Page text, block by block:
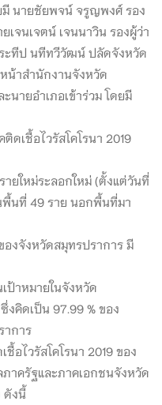
มี นายชัยพจน์ จรูญพงศ์ รอง
เจนเจตน์ เจนนาวิน รองผู้ว่า
ะทีป นทีทวีวัฒน์ ปลัดจังหวัด
น้าสำนักงานจังหวัด
นายอำเภอเข้าร่วม โดยมี
ดเชื้อไวรัสโคโรนา 2019
ยใหม่ระลอกใหม่ (ตั้งแต่วันที่
พื้นที่ 49 ราย นอกพื้นที่มา
องจังหวัดสมุทรปราการ มี
ป้าหมายในจังหวัด
งคิดเป็น 97.99 % ของ
าการ
อไวรัสโคโรนา 2019 ของ
าครัฐและภาคเอกชนจังหวัด
ดังนี้